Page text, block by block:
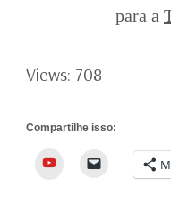
para a
Views: 708
Compartilhe isso:
YouTube